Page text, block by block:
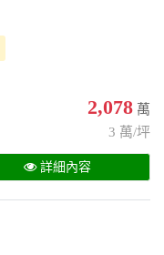
2,078 萬
3 萬/坪
詳細內容